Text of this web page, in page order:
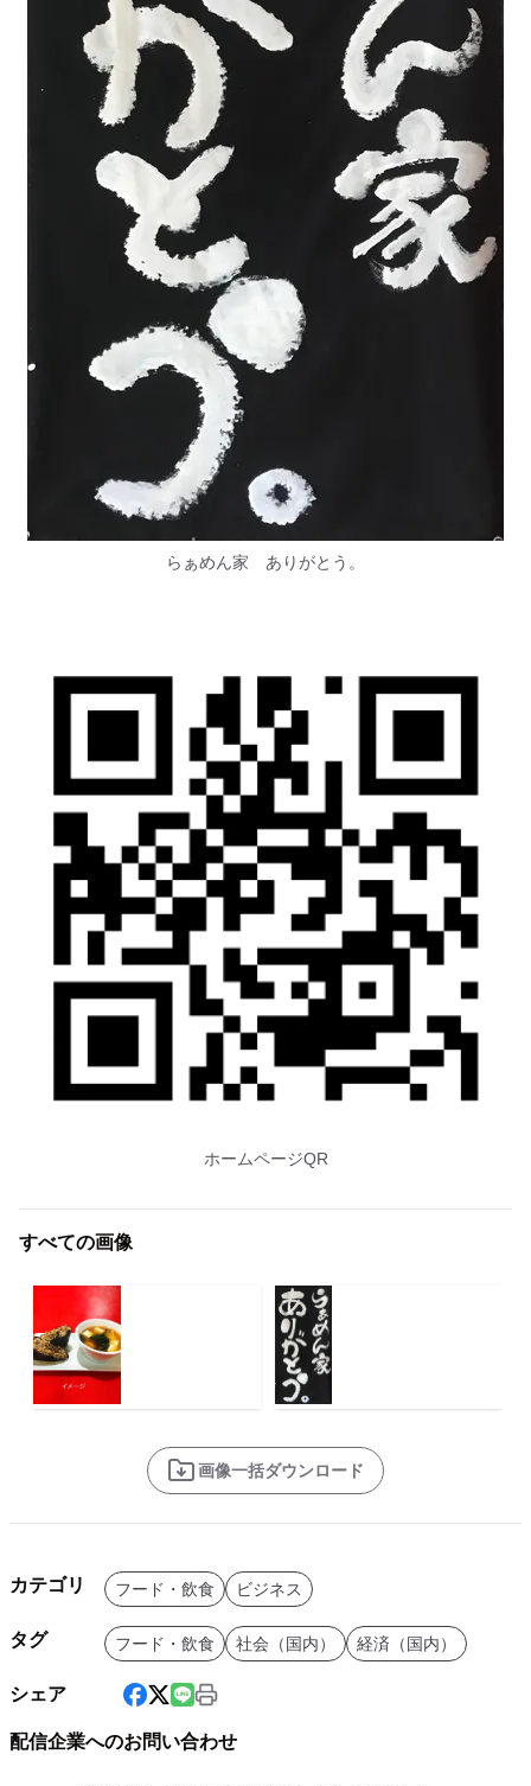
らぁめん家 ありがとう。
ホームページQR
すべての画像
画像一括ダウンロード
カテゴリ フード・飲食 ビジネス
タグ フード・飲食 社会（国内） 経済（国内）
シェア
配信企業へのお問い合わせ